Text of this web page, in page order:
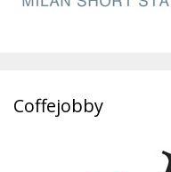
Coffejobby